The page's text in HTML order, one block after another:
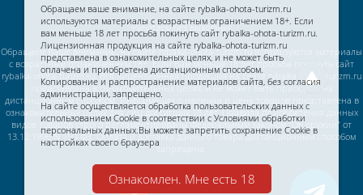
Работаем без выходных
Обращаем Ваше внимание, на сайте rybalka-ohota-turizm.ru используются материалы
с возрастным ограничением 18+. Если Вам меньше 18 лет просьба покинуть сайт
rybalka-ohota-turizm.ru. Вся лицензионная продукция на сайте rybalka-ohota-turizm.ru
представлена в ознакомительных целях, и не может быть приобретена
дистанционным способом. Информация о наличии и цене товаров представлена в
ознакомительных целях для лиц достигших 18 лет. Правила приобретения данных
видов товаров строго регламентированы Федеральным законом "Об оружии" от
13.12.1996 N 150-ФЗ. Оплата и доставка данного товара дистанционным способом
запрещена.
Разработка сайта —
Обращаем ваше внимание, на сайте rybalka-ohota-turizm.ru
используются материалы с возрастным ограничением 18+. Если
вам меньше 18 лет просьба покинуть сайт rybalka-ohota-turizm.ru.
Лицензионная продукция на сайте rybalka-ohota-turizm.ru
представлена в ознакомительных целях, и не может быть
оплачена и приобретена дистанционным способом.
Копирование и распространение материалов сайта, без согласия
администрации, запрещено.
На сайте осуществляется обработка пользовательских данных с
использованием Cookie в соответствии c Условиями обработки
персональных данных.Вы можете запретить сохранение Cookie в
настройках своего браузера
Ознакомлен. Мне есть 18